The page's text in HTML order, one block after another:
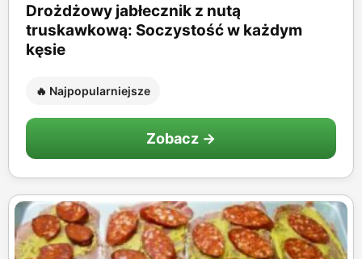
Drożdżowy jabłecznik z nutą
truskawkową: Soczystość w każdym
kęsie
🔥 Najpopularniejsze
Zobacz →